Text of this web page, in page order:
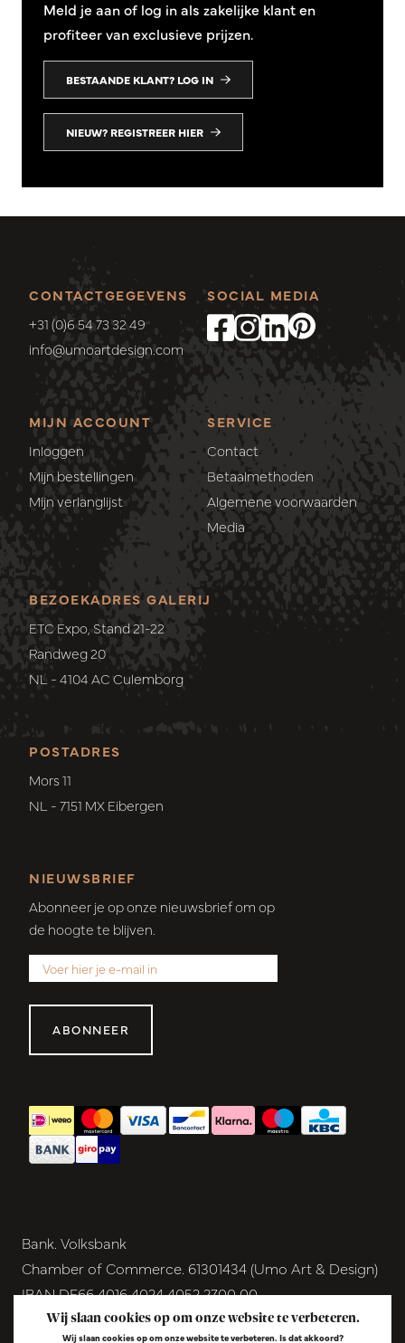
Meld je aan of log in als zakelijke klant en
profiteer van exclusieve prijzen.
BESTAANDE KLANT? LOG IN
NIEUW? REGISTREER HIER
CONTACTGEGEVENS
+31 (0)6 54 73 32 49
info@umoartdesign.com
MIJN ACCOUNT
Inloggen
Mijn bestellingen
Mijn verlanglijst
SERVICE
Contact
Betaalmethoden
Algemene voorwaarden
Media
SOCIAL MEDIA
POSTADRES
Mors 11
NL - 7151 MX Eibergen
BEZOEKADRES GALERIJ
ETC Expo, Stand 21-22
Randweg 20
NL - 4104 AC Culemborg
NIEUWSBRIEF
Abonneer je op onze nieuwsbrief om op
de hoogte te blijven.
ABONNEER
Bank. Volksbank
Chamber of Commerce. 61301434 (Umo Art & Design)
IBAN DE66 4016 4024 4052 2700 00
BIC GENODEM1GRN
Wij slaan cookies op om onze website te verbeteren.
Wij slaan cookies op om onze website te verbeteren. Is dat akkoord?